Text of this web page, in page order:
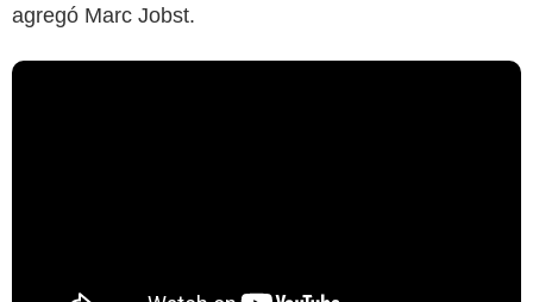
agregó Marc Jobst.